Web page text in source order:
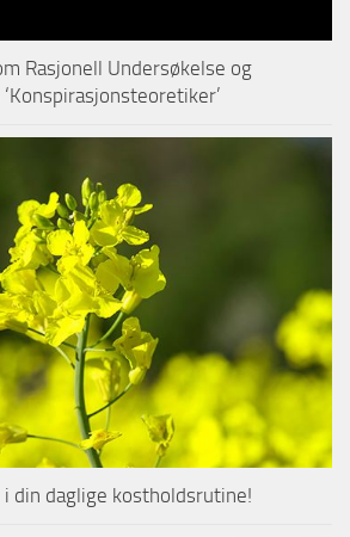
Rasjonell Undersøkelse og
din daglige kostholdsrutine!